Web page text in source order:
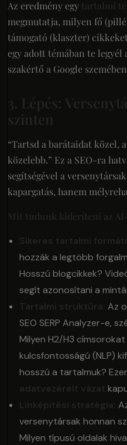
Az eredmény egy tartalmi
megmutatja, milyen fő
támogató (klaszter)
egy adott témában te
szakértő a Google
3. Lépés:
szinten
“Tartsd a barátaidat közel,
közelebb.” Ez a SEO-ra
segítségével a
kapargatás, hanem
Mit tudunk kideríteni az AI-
Sikeres tartalmi
hozzák a legtöbb
Hosszú blogcikkek?
segít azonosítani a
Tartalmi struktúra:
Az
SEO SERP Analyzer-e,
Milyen H2/H3
kulcsfontosságú (NLP)
hosszú a tartalmuk?
adatvezérelt vázat
Linképítési stratégia:
versenytársak honnan
Milyen típusú oldalak